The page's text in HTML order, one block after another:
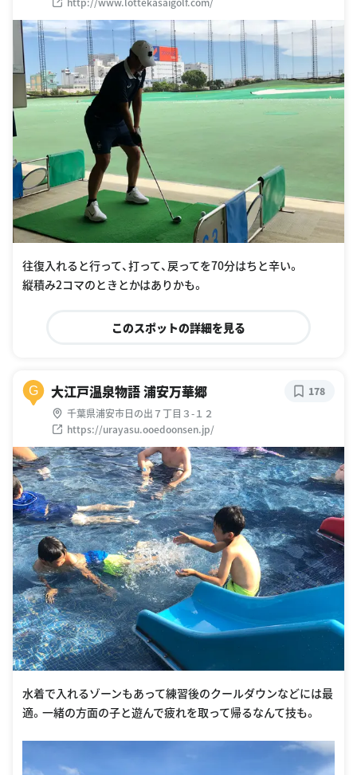
往復入れると行って、打って、戻ってを70分はちと辛い。
縦積み2コマのときとかはありかも。
このスポットの詳細を見る
G 大江戸温泉物語 浦安万華郷
千葉県浦安市日の出７丁目３-１２
https://urayasu.ooedoonsen.jp/
178
水着で入れるゾーンもあって練習後のクールダウンなどには最
適。一緒の方面の子と遊んで疲れを取って帰るなんて技も。